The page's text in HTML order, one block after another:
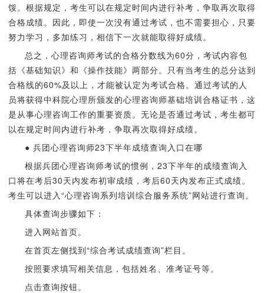
馁。根据规定，考生可以在规定时间内进行补考，争取再次取得
合格成绩。因此，即使一次没有通过考试，也不需要担心，只要
努力学习，多加练习，相信下一次就能取得好成绩。
总之，心理咨询师考试的合格分数线为60分，考试内容包
括《基础知识》和《操作技能》两部分。只有当考生的总分达到
合格线的60%及以上，才能被认定为考试合格。通过考试的人
员将获得中科院心理所颁发的心理咨询师基础培训合格证书，这
是从事心理咨询工作的重要资质。无论是否通过考试，考生都可
以在规定时间内进行补考，争取再次取得好成绩。
● 兵团心理咨询师23下半年成绩查询入口在哪
根据兵团心理咨询师考试的惯例，23下半年的成绩查询入
口将在考后30天内发布初审成绩，考后60天内发布正式成绩。
考生可以进入“心理咨询系列培训综合服务系统”网站进行查询。
具体查询步骤如下：
进入网站首页。
在首页左侧找到“综合考试成绩查询”栏目。
按照要求填写相关信息，包括姓名、准考证号等。
点击查询按钮。